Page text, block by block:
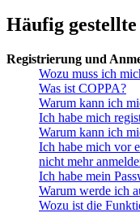
Häufig
Registrierung und
Wozu muss ich
Was ist COPPA?
Warum kann ich
Ich habe mich
Warum kann ich
Ich habe mich vor
nicht mehr
Ich habe mein
Warum werde ich
Wozu ist die